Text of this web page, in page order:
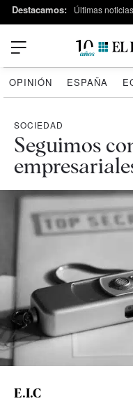
Destacamos: Últimas noticias
OPINIÓN ESPAÑA
SOCIEDAD
Seguimos
E.I.C